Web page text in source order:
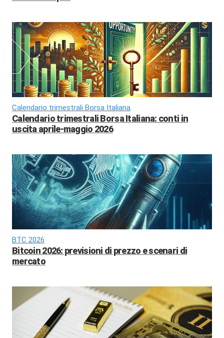
Calendario trimestrali Borsa Italiana
Calendario trimestrali Borsa Italiana: conti in
uscita aprile-maggio 2026
BTC 2026
Bitcoin 2026: previsioni di prezzo e scenari di
mercato